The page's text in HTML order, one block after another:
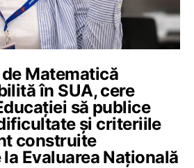
Matematică
în SUA, cere
să publice
și criteriile
construite
Evaluarea Națională